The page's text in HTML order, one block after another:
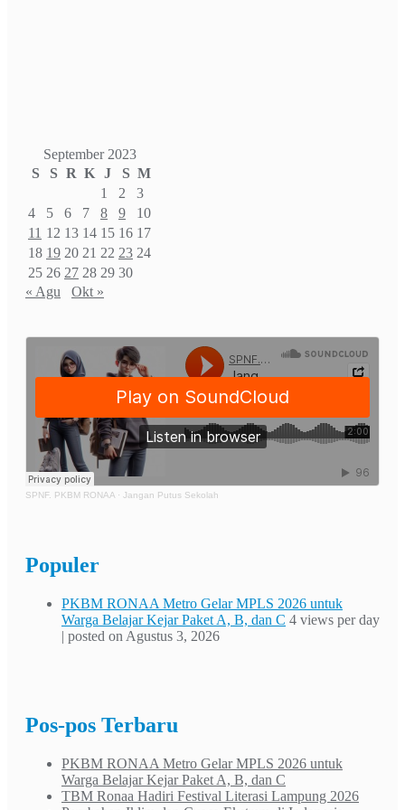
September 2023
S
S R K J S M
1
2
3
4
5 6 7 8 9
10
11 12 13 14 15 16 17
18 19 20 21 22 23 24
25 26 27 28 29 30
« Agu
Okt »
SPNF. PKBM RONAA · Jangan Putus Sekolah
Populer
PKBM RONAA Metro Gelar MPLS 2026 untuk
Warga Belajar Kejar Paket A, B, dan C 4 views per day
| posted on Agustus 3, 2026
Pos-pos Terbaru
PKBM RONAA Metro Gelar MPLS 2026 untuk
Warga Belajar Kejar Paket A, B, dan C
TBM Ronaa Hadiri Festival Literasi Lampung 2026